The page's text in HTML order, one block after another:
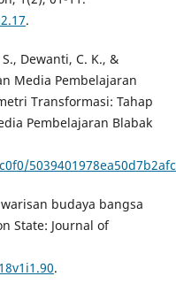
.
Dewanti, C. K., &
Media Pembelajaran
Transformasi: Tahap
Pembelajaran Blabak
budaya bangsa
State: Journal of
.